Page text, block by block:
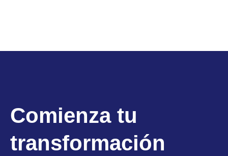
Comienza tu
transformación